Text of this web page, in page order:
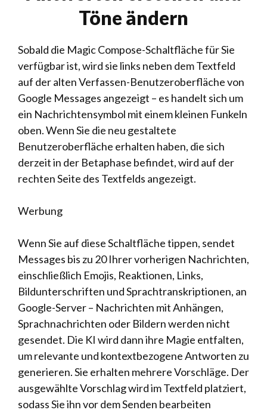
Töne ändern
Sobald die Magic Compose-Schaltfläche für Sie
verfügbar ist, wird sie links neben dem Textfeld
auf der alten Verfassen-Benutzeroberfläche von
Google Messages angezeigt – es handelt sich um
ein Nachrichtensymbol mit einem kleinen Funkeln
oben. Wenn Sie die neu gestaltete
Benutzeroberfläche erhalten haben, die sich
derzeit in der Betaphase befindet, wird auf der
rechten Seite des Textfelds angezeigt.
Werbung
Wenn Sie auf diese Schaltfläche tippen, sendet
Messages bis zu 20 Ihrer vorherigen Nachrichten,
einschließlich Emojis, Reaktionen, Links,
Bildunterschriften und Sprachtranskriptionen, an
Google-Server – Nachrichten mit Anhängen,
Sprachnachrichten oder Bildern werden nicht
gesendet. Die KI wird dann ihre Magie entfalten,
um relevante und kontextbezogene Antworten zu
generieren. Sie erhalten mehrere Vorschläge. Der
ausgewählte Vorschlag wird im Textfeld platziert,
sodass Sie ihn vor dem Senden bearbeiten